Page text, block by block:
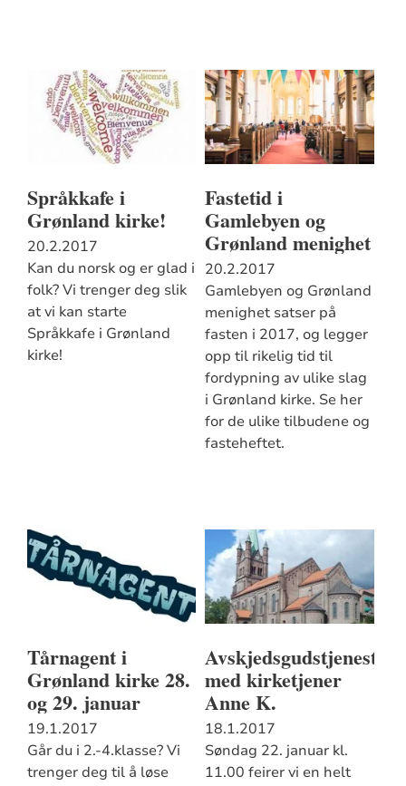
Språkkafe i
Grønland kirke!
20.2.2017
Kan du norsk og er glad i
folk? Vi trenger deg slik
at vi kan starte
Språkkafe i Grønland
kirke!
Fastetid i
Gamlebyen og
Grønland menighet
20.2.2017
Gamlebyen og Grønland
menighet satser på
fasten i 2017, og legger
opp til rikelig tid til
fordypning av ulike slag
i Grønland kirke. Se her
for de ulike tilbudene og
fasteheftet.
Tårnagent i
Grønland kirke 28.
og 29. januar
19.1.2017
Går du i 2.-4.klasse? Vi
trenger deg til å løse
Avskjedsgudstjeneste
med kirketjener
Anne K.
18.1.2017
Søndag 22. januar kl.
11.00 feirer vi en helt